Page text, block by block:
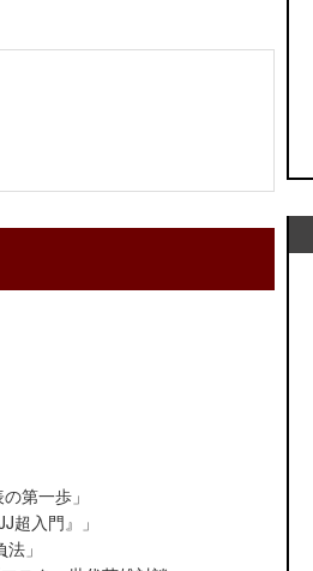
第一歩」
入門』」
」